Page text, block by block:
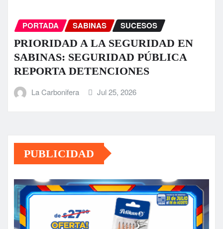
PORTADA SABINAS SUCESOS
PRIORIDAD A LA SEGURIDAD EN
SABINAS: SEGURIDAD PÚBLICA
REPORTA DETENCIONES
La Carbonifera Jul 25, 2026
PUBLICIDAD